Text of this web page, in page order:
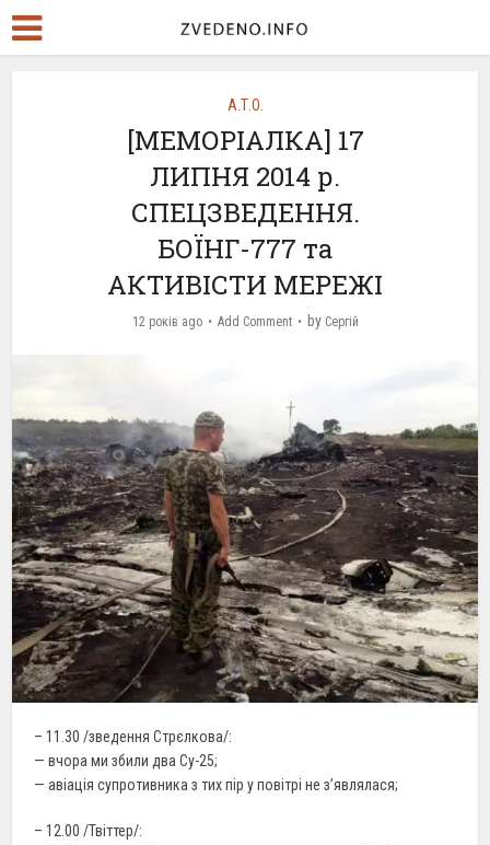
А.Т.О.
[МЕМОРІАЛКА] 17
ЛИПНЯ 2014 р.
СПЕЦЗВЕДЕННЯ.
БОЇНГ-777 та
АКТИВІСТИ МЕРЕЖІ
12 років ago Add Comment by Сергій
– 11.30 /зведення Стрєлкова/:
— вчора ми збили два Су-25;
— авіація супротивника з тих пір у повітрі не з’являлася;
– 12.00 /Твіттер/: